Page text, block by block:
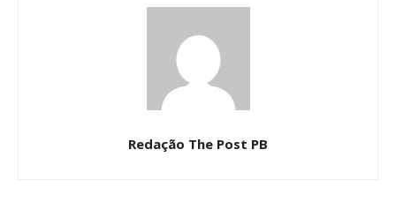
Redação The Post PB